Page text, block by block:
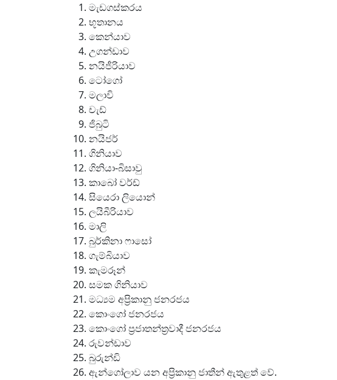
මැඩගස්කරය
භූතානය
කෙන්යාව
උගන්ඩාව
නයිජීරියාව
ටෝගෝ
මලාවි
චැඩ්
ජිබුටි
නයිජර්
ගිනියාව
ගිනියා-බිසාවු
කාබෝ වර්ඩ්
සියෙරා ලියොන්
ලයිබීරියාව
මාලි
බුර්කිනා ෆාසෝ
ගැම්බියාව
කැමරූන්
සමක ගිනියාව
මධ්‍යම අප්‍රිකානු ජනරජය
කොංගෝ ජනරජය
කොංගෝ ප්‍රජාතන්ත්‍රවාදී ජනරජය
රුවන්ඩාව
බුරුන්ඩි
ඇන්ගෝලාව යන අප්‍රිකානු ජාතීන් ඇතුළත් වේ.